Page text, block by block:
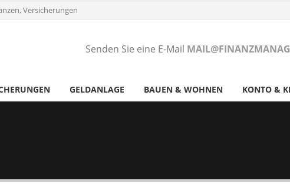
Versicherungen
Senden Sie eine E-Mail
GELDANLAGE BAUEN & WOHNEN KONTO &